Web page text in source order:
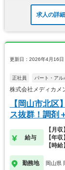
求人の詳
更新日：2026年4月16日
正社員 パート・アル
株式会社メディカ
【岡山市北
ス抜群！調剤
給与
【月
【年
【時
勤務地 岡山県